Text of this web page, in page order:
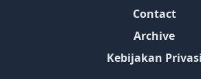
Contact
Archive
Kebijakan Privasi